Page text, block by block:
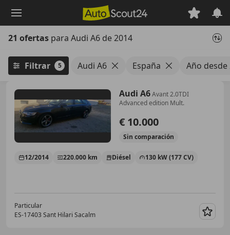
principal
21 ofertas para Audi A6 de 2014
Filtrar 5 Audi A6 España Año desde
Audi A6Avant 2.0TDI
Advanced edition Mult.
€ 10.000
Sin comparación
12/2014 220.000 km Diésel 130 kW (177 CV)
Particular
ES-17403 Sant Hilari Sacalm